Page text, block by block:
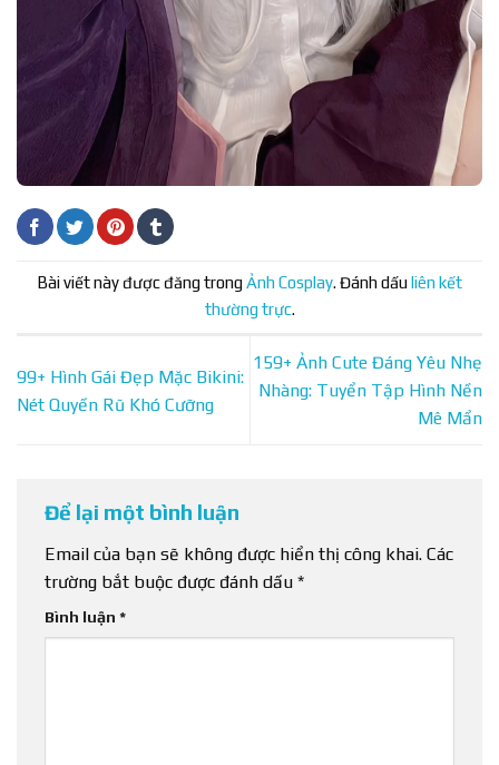
Bài viết này được đăng trongẢnh Cosplay. Đánh dấuliên kết
thường trực.
99+ Hình Gái Đẹp Mặc Bikini:
Nét Quyến Rũ Khó Cưỡng
159+ Ảnh Cute Đáng Yêu Nhẹ
Nhàng: Tuyển Tập Hình Nền
Mê Mẩn
Để lại một bình luận
Email của bạn sẽ không được hiển thị công khai. Các
trường bắt buộc được đánh dấu *
Bình luận *